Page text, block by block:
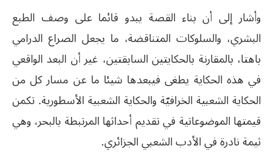
وأشار إلى أن بناء القصة يبدو قائما على وصف الطبع
البشري، والسلوكات المتناقضة، ما يجعل الصراع الدرامي
باهتا، بالمقارنة بالحكايتين السابقتين، غير أن البعد الواقعي
في هذه الحكاية يطغى فيبعدها شيئا ما عن مسار كل من
الحكاية الشعبية الخرافيّة والحكاية الشعبية الأسطورية. تكمن
قيمتها الموضوعاتية في تقديم أحداثها المرتبطة بالبحر، وهي
ثيمة نادرة في الأدب الشعبي الجزائري.